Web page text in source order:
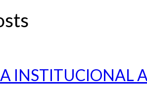
INSTITUCIONAL